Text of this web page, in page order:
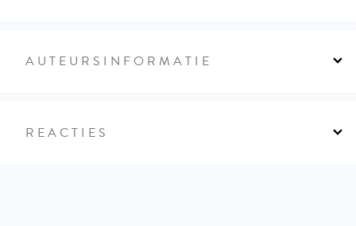
AUTEURSINFORMATIE
REACTIES